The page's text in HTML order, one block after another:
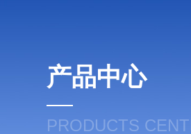
产品中心
PRODUCTS